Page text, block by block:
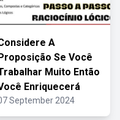
A
Se Você
Muito Então
Enriquecerá
September 2024